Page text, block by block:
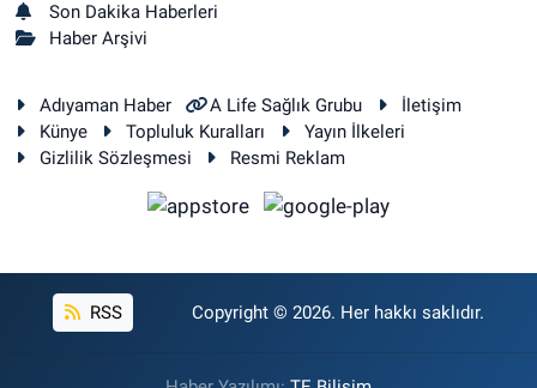
Son Dakika Haberleri
Haber Arşivi
Adıyaman Haber A Life Sağlık Grubu
İletişim
Künye
Topluluk Kuralları
Yayın İlkeleri
Gizlilik Sözleşmesi
Resmi Reklam
RSS Copyright © 2026. Her hakkı saklıdır.